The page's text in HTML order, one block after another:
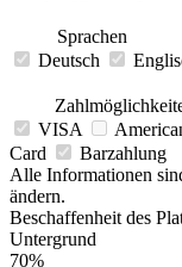
Sprachen
Deutsch
VISA
Card
Barzahlung
Alle Informationen
ändern.
Beschaffenheit des
Untergrund
70%